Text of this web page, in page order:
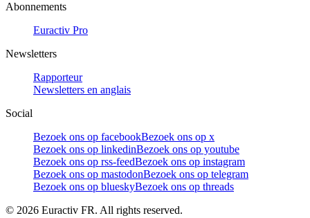
Abonnements
Euractiv Pro
Newsletters
Rapporteur
Newsletters en anglais
Social
Bezoek ons op facebookBezoek ons op x
Bezoek ons op linkedinBezoek ons op youtube
Bezoek ons op rss-feedBezoek ons op instagram
Bezoek ons op mastodonBezoek ons op telegram
Bezoek ons op blueskyBezoek ons op threads
© 2026 Euractiv FR. All rights reserved.